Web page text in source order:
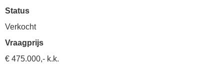
Status
Verkocht
Vraagprijs
€ 475.000,- k.k.